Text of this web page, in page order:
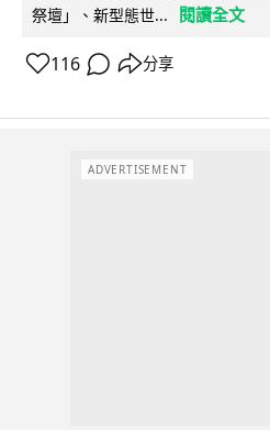
祭壇」、新型態世...
閱讀全文
116 分享
ADVERTISEMENT